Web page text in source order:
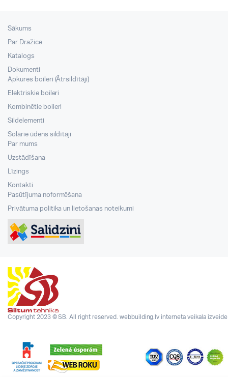
Sākums
Par Dražice
Katalogs
Dokumenti
Apkures boileri (Ātrsildītāji)
Elektriskie boileri
Kombinētie boileri
Sildelementi
Solārie ūdens sildītāji
Par mums
Uzstādīšana
Līzings
Kontakti
Pasūtījuma noformēšana
Privātuma politika un lietošanas noteikumi
Copyright 2023 © SB. All right reserved. webbuilding.lvinterneta veikala izveide